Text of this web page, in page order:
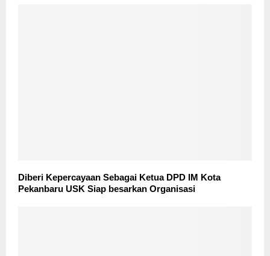
Diberi Kepercayaan Sebagai Ketua DPD IM Kota
Pekanbaru USK Siap besarkan Organisasi